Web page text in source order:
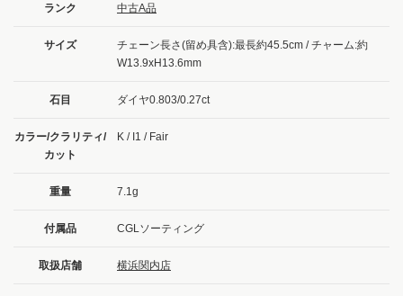
ランク 中古A品
サイズ
チェーン長さ(留め具含):最長約45.5cm / チャーム:約
W13.9xH13.6mm
石目 ダイヤ0.803/0.27ct
カラー/クラリティ/
カット
K / I1 / Fair
重量 7.1g
付属品 CGLソーティング
取扱店舗 横浜関内店